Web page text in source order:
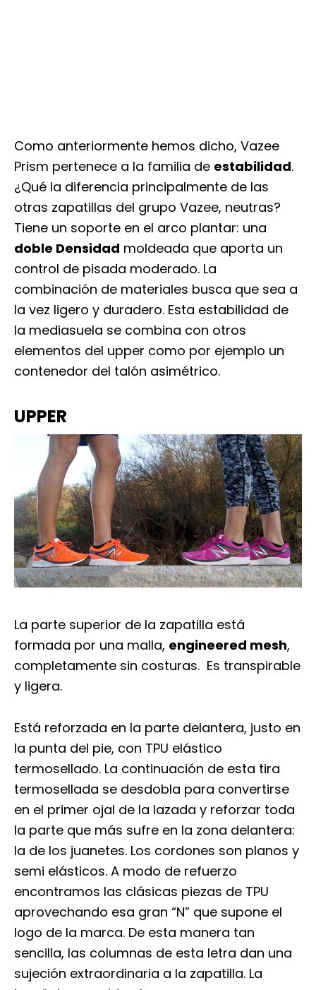
Como anteriormente hemos dicho, Vazee
Prism pertenece a la familia de estabilidad.
¿Qué la diferencia principalmente de las
otras zapatillas del grupo Vazee, neutras?
Tiene un soporte en el arco plantar: una
doble Densidad moldeada que aporta un
control de pisada moderado. La
combinación de materiales busca que sea a
la vez ligero y duradero. Esta estabilidad de
la mediasuela se combina con otros
elementos del upper como por ejemplo un
contenedor del talón asimétrico.
UPPER
La parte superior de la zapatilla está
formada por una malla, engineered mesh,
completamente sin costuras. Es transpirable
y ligera.
Está reforzada en la parte delantera, justo en
la punta del pie, con TPU elástico
termosellado. La continuación de esta tira
termosellada se desdobla para convertirse
en el primer ojal de la lazada y reforzar toda
la parte que más sufre en la zona delantera:
la de los juanetes. Los cordones son planos y
semi elásticos. A modo de refuerzo
encontramos las clásicas piezas de TPU
aprovechando esa gran “N” que supone el
logo de la marca. De esta manera tan
sencilla, las columnas de esta letra dan una
sujeción extraordinaria a la zapatilla. La